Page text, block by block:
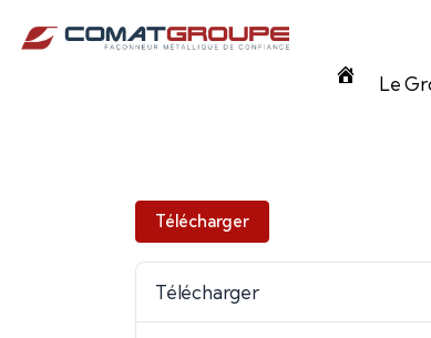
Accueil
Le
Télécharger
Télécharger